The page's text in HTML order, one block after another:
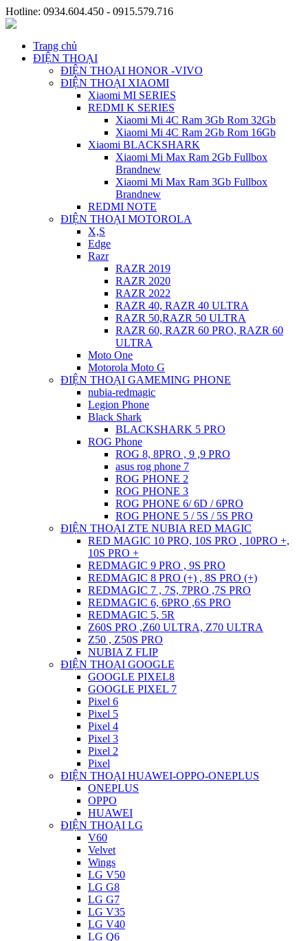
Hotline: 0934.604.450 - 0915.579.716
Trang chủ
ĐIỆN THOẠI
ĐIỆN THOẠI HONOR -VIVO
ĐIỆN THOẠI XIAOMI
Xiaomi MI SERIES
REDMI K SERIES
Xiaomi Mi 4C Ram 3Gb Rom 32Gb
Xiaomi Mi 4C Ram 2Gb Rom 16Gb
Xiaomi BLACKSHARK
Xiaomi Mi Max Ram 2Gb Fullbox
Brandnew
Xiaomi Mi Max Ram 3Gb Fullbox
Brandnew
REDMI NOTE
ĐIỆN THOẠI MOTOROLA
X,S
Edge
Razr
RAZR 2019
RAZR 2020
RAZR 2022
RAZR 40, RAZR 40 ULTRA
RAZR 50,RAZR 50 ULTRA
RAZR 60, RAZR 60 PRO, RAZR 60
ULTRA
Moto One
Motorola Moto G
ĐIỆN THOẠI GAMEMING PHONE
nubia-redmagic
Legion Phone
Black Shark
BLACKSHARK 5 PRO
ROG Phone
ROG 8, 8PRO , 9 ,9 PRO
asus rog phone 7
ROG PHONE 2
ROG PHONE 3
ROG PHONE 6/ 6D / 6PRO
ROG PHONE 5 / 5S / 5S PRO
ĐIỆN THOẠI ZTE NUBIA RED MAGIC
RED MAGIC 10 PRO, 10S PRO , 10PRO +,
10S PRO +
REDMAGIC 9 PRO , 9S PRO
REDMAGIC 8 PRO (+) , 8S PRO (+)
REDMAGIC 7 , 7S, 7PRO ,7S PRO
REDMAGIC 6, 6PRO ,6S PRO
REDMAGIC 5, 5R
Z60S PRO ,Z60 ULTRA, Z70 ULTRA
Z50 , Z50S PRO
NUBIA Z FLIP
ĐIỆN THOẠI GOOGLE
GOOGLE PIXEL8
GOOGLE PIXEL 7
Pixel 6
Pixel 5
Pixel 4
Pixel 3
Pixel 2
Pixel
ĐIỆN THOẠI HUAWEI-OPPO-ONEPLUS
ONEPLUS
OPPO
HUAWEI
ĐIỆN THOẠI LG
V60
Velvet
Wings
LG V50
LG G8
LG G7
LG V35
LG V40
LG Q6